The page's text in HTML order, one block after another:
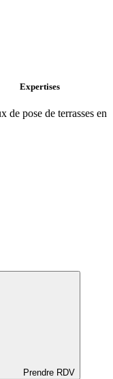
Expertises
de pose de terrasses en
Prendre RDV